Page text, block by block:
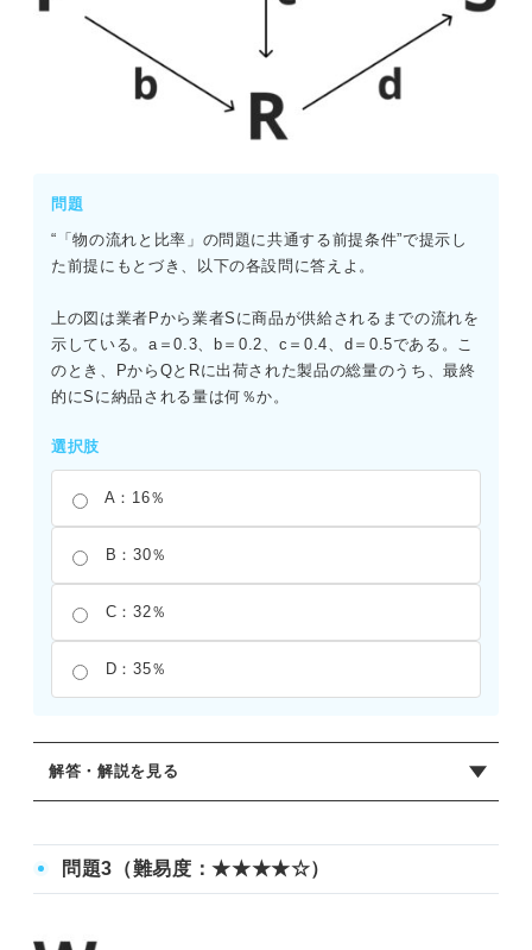
問題
“「物の流れと比率」の問題に共通する前提条件”で提示し
た前提にもとづき、以下の各設問に答えよ。
上の図は業者Pから業者Sに商品が供給されるまでの流れを
示している。a＝0.3、b＝0.2、c＝0.4、d＝0.5である。こ
のとき、PからQとRに出荷された製品の総量のうち、最終
的にSに納品される量は何％か。
選択肢
A：16％
B：30％
C：32％
D：35％
解答・解説を見る
Pから出荷された総量と、Sに納品される量の比率を求め
る。
問題3（難易度：★★★★☆）